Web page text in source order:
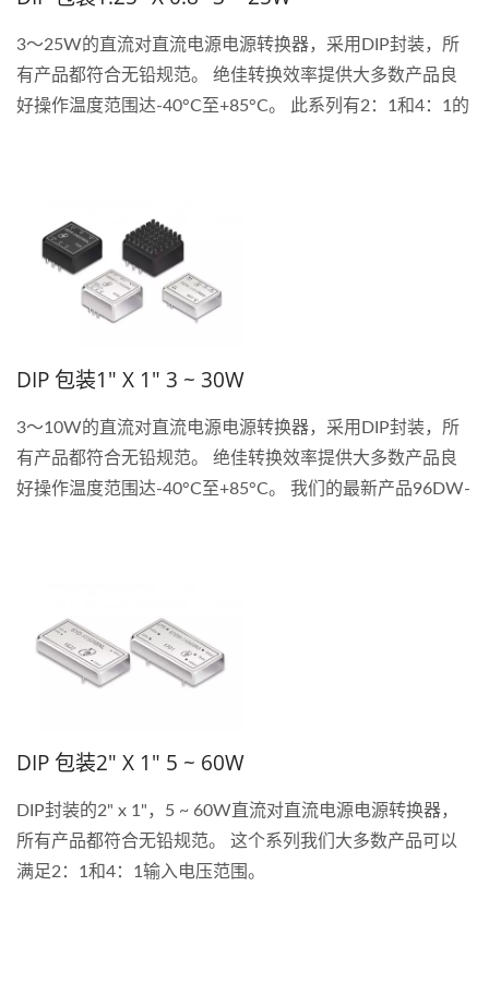
3〜25W的直流对直流电源电源转换器，采用DIP封装，所
有产品都符合无铅规范。 绝佳转换效率提供大多数产品良
好操作温度范围达-40°C至+85°C。 此系列有2：1和4：1的
DIP 包装1" X 1" 3 ~ 30W
3〜10W的直流对直流电源电源转换器，采用DIP封装，所
有产品都符合无铅规范。 绝佳转换效率提供大多数产品良
好操作温度范围达-40°C至+85°C。 我们的最新产品96DW-
DIP 包装2" X 1" 5 ~ 60W
DIP封装的2" x 1"，5 ~ 60W直流对直流电源电源转换器，
所有产品都符合无铅规范。 这个系列我们大多数产品可以
满足2：1和4：1输入电压范围。